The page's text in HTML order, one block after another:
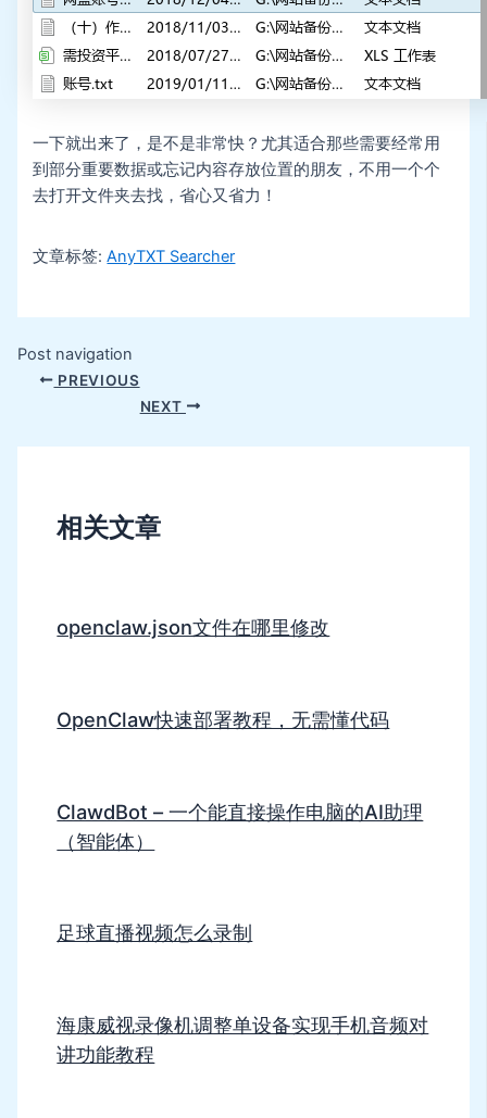
一下就出来了，是不是非常快？尤其适合那些需要经常用
到部分重要数据或忘记内容存放位置的朋友，不用一个个
去打开文件夹去找，省心又省力！
文章标签:AnyTXT Searcher
Post navigation
PREVIOUS
NEXT
相关文章
openclaw.json文件在哪里修改
OpenClaw快速部署教程，无需懂代码
ClawdBot – 一个能直接操作电脑的AI助理
（智能体）
足球直播视频怎么录制
海康威视录像机调整单设备实现手机音频对
讲功能教程